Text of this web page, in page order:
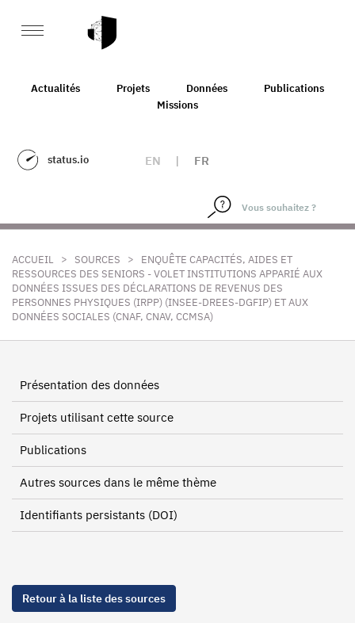
Actualités Projets Données
Publications
Missions
status.io EN | FR
ACCUEIL > SOURCES >
ENQUÊTE CAPACITÉS, AIDES ET
RESSOURCES DES SENIORS - VOLET INSTITUTIONS APPARIÉ AUX
DONNÉES ISSUES DES DÉCLARATIONS DE REVENUS DES
PERSONNES PHYSIQUES (IRPP) (INSEE-DREES-DGFIP) ET AUX
DONNÉES SOCIALES (CNAF, CNAV, CCMSA)
Présentation des données
Projets utilisant cette source
Publications
Autres sources dans le même thème
Identifiants persistants (DOI)
Retour à la liste des sources